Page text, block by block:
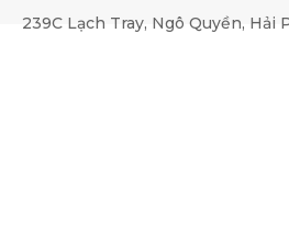
239C Lạch Tray, Ngô Quyền, Hải
created_at DESC LIMIT 10,10"